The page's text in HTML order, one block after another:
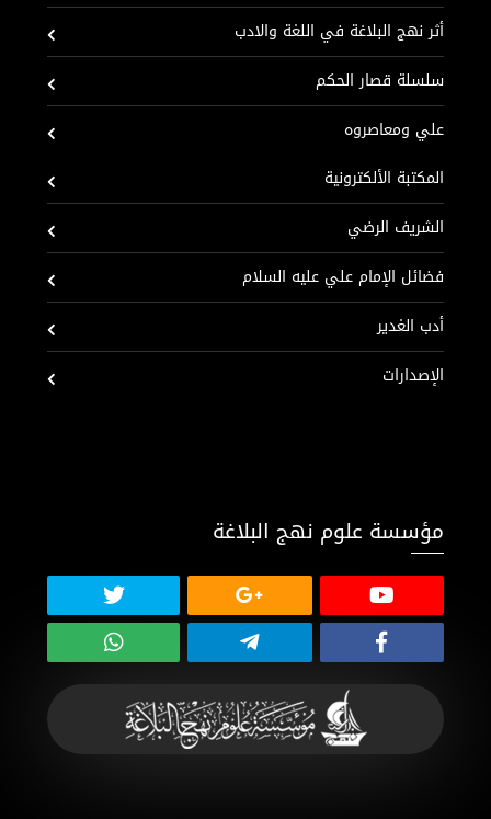
أثر نهج البلاغة في اللغة والادب
سلسلة قصار الحكم
علي ومعاصروه
المكتبة الألكترونية
الشريف الرضي
فضائل الإمام علي عليه السلام
أدب الغدير
الإصدارات
مؤسسة علوم نهج البلاغة